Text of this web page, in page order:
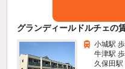
グランディールドルチェの
小城駅 歩
牛津駅 歩
久保田駅